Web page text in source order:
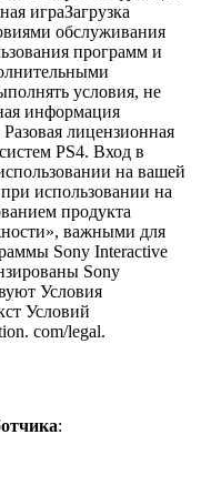
играЗагрузка
обслуживания
программ и
условия, не
информация
лицензионная
PS4. Вход в
на вашей
использовании на
продукта
важными для
Sony Interactive
Sony
Условия
Условий
com/legal.
: